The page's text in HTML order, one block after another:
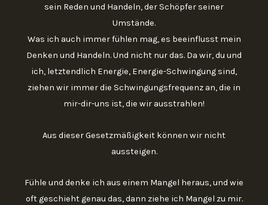
sein Reden und Handeln, der Schöpfer seiner
Umstände.
Was ich auch immer fühlen mag, es beeinflusst mein
Denken und Handeln. Und nicht nur das. Da wir, du und
ich, letztendlich Energie, Energie-Schwingung sind,
ziehen wir immer die Schwingungsfrequenz an, die in
mir-dir-uns ist, die wir ausstrahlen!
Aus dieser Gesetzmäßigkeit können wir nicht
aussteigen.
Fühle und denke ich aus einem Mangel heraus, und wie
oft geschieht genau das, dann ziehe ich Mangel zu mir.